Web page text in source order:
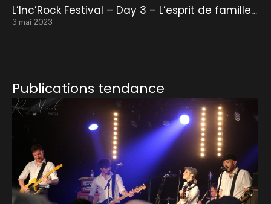
L’Inc’Rock Festival – Day 3 – L’esprit de famille…
3 mai 2023
Publications tendance